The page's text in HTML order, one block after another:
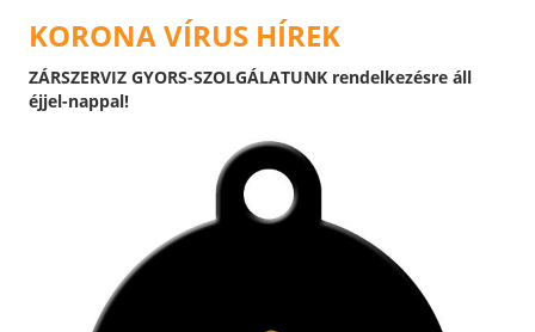
KORONA VÍRUS HÍREK
ZÁRSZERVIZ GYORS-SZOLGÁLATUNK rendelkezésre áll
éjjel-nappal!